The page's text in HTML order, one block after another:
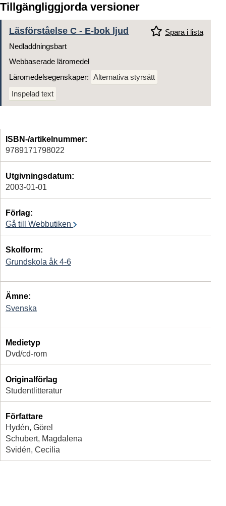
Tillgängliggjorda versioner
Läsförståelse C - E-bok ljud
Spara i lista
Nedladdningsbart
Webbaserade läromedel
Läromedelsegenskaper: Alternativa styrsätt
Inspelad text
ISBN-/artikelnummer:
9789171798022
Utgivningsdatum:
2003-01-01
Förlag:
Gå till Webbutiken
Skolform:
Grundskola åk 4-6
Ämne:
Svenska
Medietyp
Dvd/cd-rom
Originalförlag
Studentlitteratur
Författare
Hydén, Görel
Schubert, Magdalena
Svidén, Cecilia